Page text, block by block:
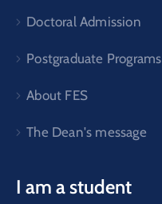
Doctoral Admission
Postgraduate Programs
About FES
The Dean's message
I am a student